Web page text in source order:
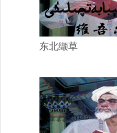
东北缬草